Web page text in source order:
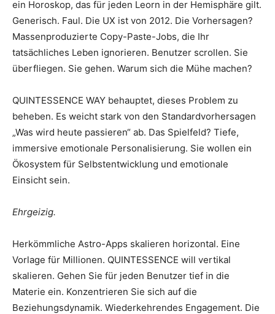
ein Horoskop, das für jeden Leorn in der Hemisphäre gilt.
Generisch. Faul. Die UX ist von 2012. Die Vorhersagen?
Massenproduzierte Copy-Paste-Jobs, die Ihr
tatsächliches Leben ignorieren. Benutzer scrollen. Sie
überfliegen. Sie gehen. Warum sich die Mühe machen?
QUINTESSENCE WAY behauptet, dieses Problem zu
beheben. Es weicht stark von den Standardvorhersagen
„Was wird heute passieren“ ab. Das Spielfeld? Tiefe,
immersive emotionale Personalisierung. Sie wollen ein
Ökosystem für Selbstentwicklung und emotionale
Einsicht sein.
Ehrgeizig.
Herkömmliche Astro-Apps skalieren horizontal. Eine
Vorlage für Millionen. QUINTESSENCE will vertikal
skalieren. Gehen Sie für jeden Benutzer tief in die
Materie ein. Konzentrieren Sie sich auf die
Beziehungsdynamik. Wiederkehrendes Engagement. Die